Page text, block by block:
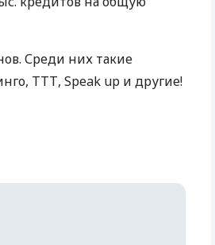
БАНКОВСКИМ КАРТАМ
Среди них такие
ТТТ, Speak up и другие!